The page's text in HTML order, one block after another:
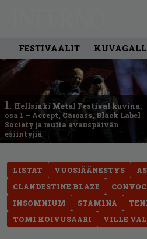
FESTIVAALIT
1. Hellsinki Metal Festival kuvina,
osa 1 – Accept, Carcass, Black Label
Society ja muita avauspäivän
esiintyjiä
LISTAT VUOSIÄÄNESTYS
CLANDESTINE BLAZE
INSOMNIUM
STAM1NA
TOMI KOIVUSAARI
VILLE